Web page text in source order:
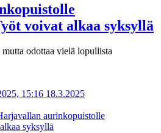
voivat alkaa syksyllä
odottaa vielä lopullista
15:16 18.3.2025
aurinkopuistolle
syksyllä